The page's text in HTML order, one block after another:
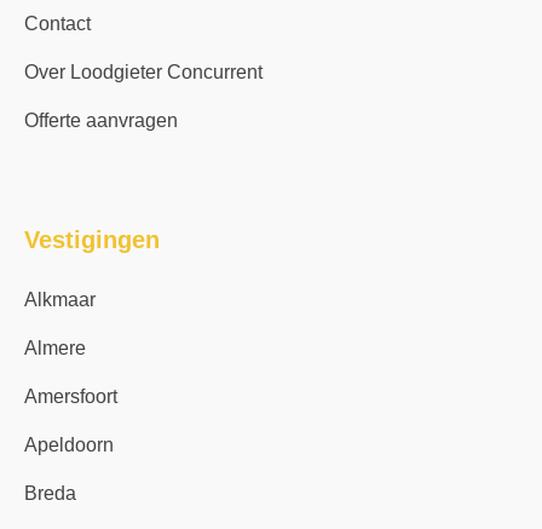
Contact
Over Loodgieter Concurrent
Offerte aanvragen
Vestigingen
Alkmaar
Almere
Amersfoort
Apeldoorn
Breda